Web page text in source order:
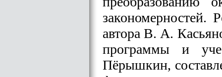
закономерностей.
автора В. А.
программы и
Пёрышкин,